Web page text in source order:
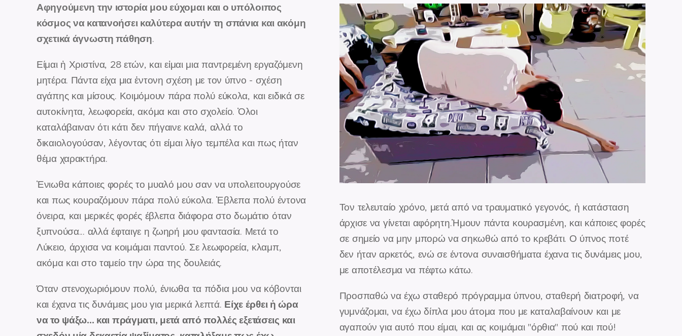
Αφηγούμενη την ιστορία μου εύχομαι και ο υπόλοιπος
κόσμος να κατανοήσει καλύτερα αυτήν τη σπάνια και ακόμη
σχετικά άγνωστη πάθηση.
Είμαι ἡ Χριστίνα, 28 ετών, και εἰμαι μια παντρεμένη εργαζόμενη
μητέρα. Πάντα είχα μια ἐντονη σχέση με τον ύπνο - σχέση
αγάπης και μίσους. Κοιμόμουν πάρα πολύ εύκολα, και ειδικά σε
αυτοκίνητα, λεωφορεία, ακόμα και στο σχολείο. Ὀλοι
καταλάβαιναν ότι κάτι δεν πήγαινε καλά, αλλά το
δικαιολογούσαν, λέγοντας ότι είμαι λίγο τεμπέλα και πως ήταν
θέμα χαρακτήρα.
Ἐνιωθα κάποιες φορές το μυαλό μου σαν να υπολειτουργούσε
και πως κουραζόμουν πάρα πολύ εύκολα. Ἐβλεπα πολύ έντονα
όνειρα, και μερικές φορές έβλεπα διάφορα στο δωμάτιο όταν
ξυπνούσα... αλλά έφταιγε η ζωηρή μου φαντασία. Μετά το
Λύκειο, άρχισα να κοιμάμαι παντού. Σε λεωφορεία, κλαμπ,
ακόμα και στο ταμείο την ώρα της δουλειάς.
Όταν στενοχωριόμουν πολύ, ένιωθα τα πόδια μου να κόβονται
και έχανα τις δυνάμεις μου για μερικά λεπτά. Είχε έρθει ἡ ώρα
να το ψάξω... και πράγματι, μετά από πολλές εξετάσεις και
Τον τελευταίο χρόνο, μετά από να τραυματικό γεγονός, ἡ κατάσταση
άρχισε να γίνεται αφόρητη.Ἠμουν πάντα κουρασμένη, και κάποιες φορές
σε σημείο να μην μπορώ να σηκωθώ από το κρεβάτι. Ο ύπνος ποτέ
δεν ήταν αρκετός, ενώ σε έντονα συναισθήματα έχανα τις δυνάμεις μου,
με αποτέλεσμα να πέφτω κάτω.
Προσπαθώ να έχω σταθερό πρόγραμμα ύπνου, σταθερή διατροφή, να
γυμνάζομαι, να έχω δίπλα μου άτομα που με καταλαβαίνουν και με
αγαπούν για αυτό που είμαι, και ας κοιμάμαι "όρθια" πού και πού!